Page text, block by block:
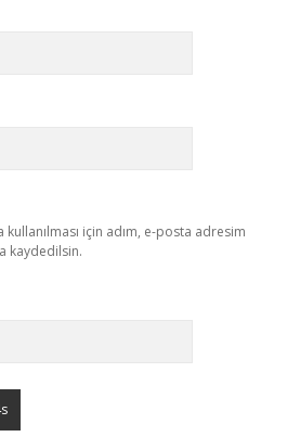
için adım, e-posta adresim
kaydedilsin.